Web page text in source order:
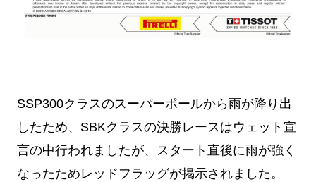
SSP300クラスのスーパーポールから雨が降り出
したため、SBKクラスの決勝レースはウェット宣
言の中行われましたが、スタート直後に雨が強く
なったためレッドフラッグが掲示されました。